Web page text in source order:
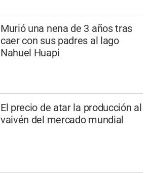
Murió una nena de 3 años tras
caer con sus padres al lago
Nahuel Huapi
El precio de atar la producción al
vaivén del mercado mundial